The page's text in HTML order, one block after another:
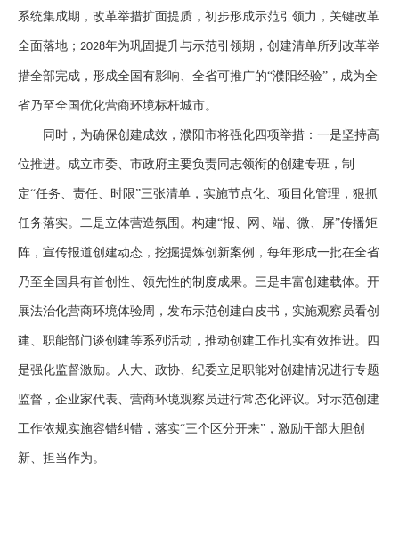
系统集成期，改革举措扩面提质，初步形成示范引领力，关键改革
全面落地； 2028年为巩固提升与示范引领期，创建清单所列改革举
措全部完成，形成全国有影响、全省可推广的“濮阳经验”，成为全
省乃至全国优化营商环境标杆城市。
同时，为确保创建成效， 濮阳市将强化四项举措：一是坚持高
位推进。成立市委、市政府主要负责同志领衔的创建专班，制
定“任务、责任、时限”三张清单，实施节点化、项目化管理，狠抓
任务落实。二是立体营造氛围。构建“报、网、端、微、屏”传播矩
阵，宣传报道创建动态，挖掘提炼创新案例，每年形成一批在全省
乃至全国具有首创性、领先性的制度成果。三是丰富创建载体。开
展法治化营商环境体验周，发布示范创建白皮书，实施观察员看创
建、职能部门谈创建等系列活动，推动创建工作扎实有效推进。四
是强化监督激励。人大、政协、纪委立足职能对创建情况进行专题
监督，企业家代表、营商环境观察员进行常态化评议。对示范创建
工作依规实施容错纠错，落实“三个区分开来”，激励干部大胆创
新、担当作为。